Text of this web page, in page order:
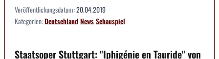
Veröffentlichungsdatum:20.04.2019
Kategorien:DeutschlandNewsSchauspiel
Staatsoper Stuttgart: "Iphigénie en Tauride" von